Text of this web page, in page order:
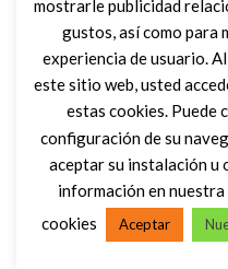
mostrarle publicidad
gustos, así como para
experiencia de usuario.
este sitio web, usted
estas cookies. Puede
configuración de su
aceptar su instalación u
información en
cookies
Aceptar